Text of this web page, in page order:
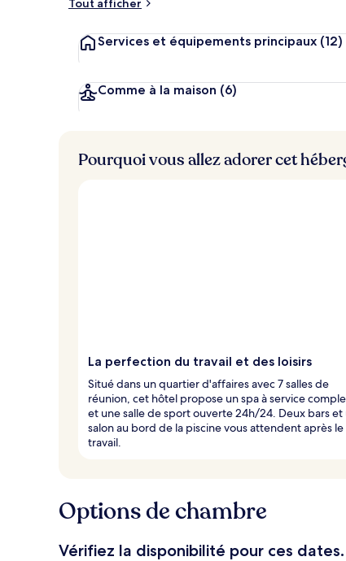
Tout afficher
Services et équipements principaux (12)
Comme à la maison (6)
Pourquoi vous allez adorer cet
La perfection du travail et des loisirs
Situé dans un quartier d'affaires avec 7 salles de
réunion, cet hôtel propose un spa à service
et une salle de sport ouverte 24h/24. Deux bars et
salon au bord de la piscine vous attendent après le
travail.
Options de chambre
Vérifiez la disponibilité pour ces dates.